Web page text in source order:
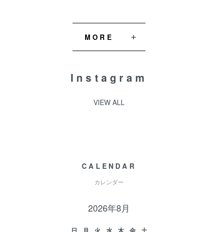
MORE
Instagram
VIEW ALL
CALENDAR
カレンダー
2026年8月